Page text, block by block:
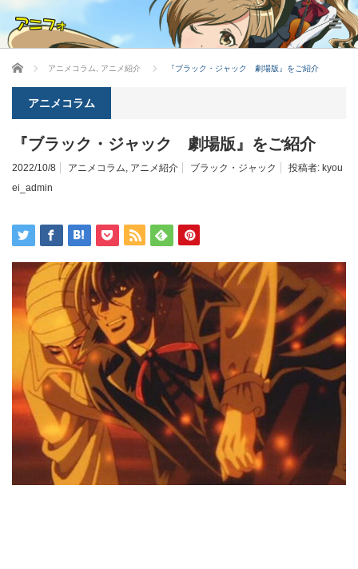
ホーム アニメコラム アニメ紹介 『ブラック・ジャック 劇場版』をご紹介
アニメコラム
『ブラック・ジャック 劇場版』をご紹介
2022/10/8 アニメコラム, アニメ紹介 ブラック・ジャック 投稿者: kyou
ei_admin